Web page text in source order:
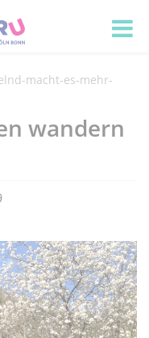
macht-es-mehr-
wandern